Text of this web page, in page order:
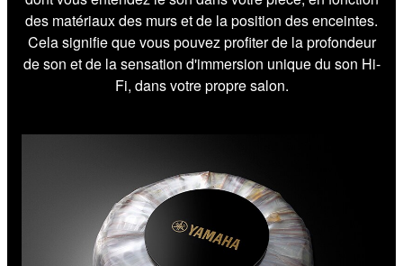
des matériaux des murs et de la position des enceintes.
Cela signifie que vous pouvez profiter de la profondeur
de son et de la sensation d'immersion unique du son Hi-
Fi, dans votre propre salon.